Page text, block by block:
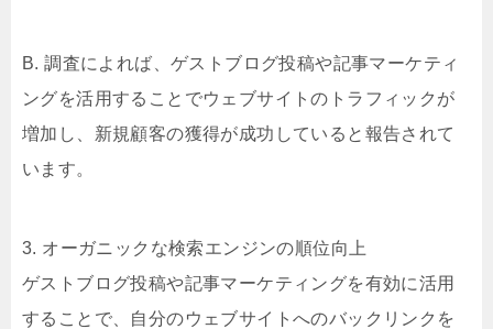
B. 調査によれば、ゲストブログ投稿や記事マーケティ
ングを活用することでウェブサイトのトラフィックが
増加し、新規顧客の獲得が成功していると報告されて
います。
3. オーガニックな検索エンジンの順位向上
ゲストブログ投稿や記事マーケティングを有効に活用
することで、自分のウェブサイトへのバックリンクを